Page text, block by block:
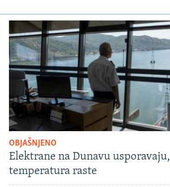
OBJAŠNJENO
Elektrane na Dunavu usporavaju,
temperatura raste